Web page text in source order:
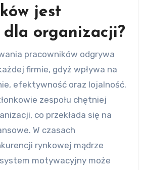
jest
dla organizacji?
pracowników odgrywa
firmie, gdyż wpływa na
efektywność oraz lojalność.
zespołu chętniej
co przekłada się na
W czasach
rynkowej mądrze
motywacyjny może